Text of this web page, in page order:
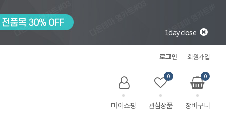
1day close
회원가입
로그인
장바구니
0
관심상품
0
마이쇼핑